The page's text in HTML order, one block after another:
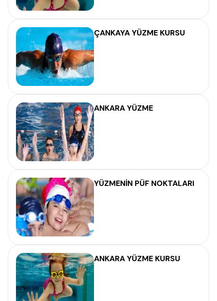
ÇANKAYA YÜZME KURSU
ANKARA YÜZME
YÜZMENİN PÜF NOKTALARI
ANKARA YÜZME KURSU